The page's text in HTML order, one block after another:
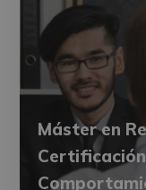
Máster en